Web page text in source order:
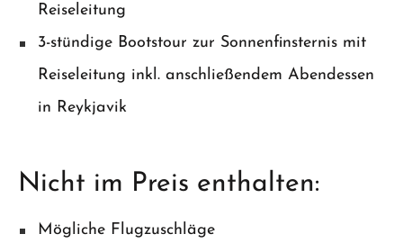
Reiseleitung
3-stündige Bootstour zur Sonnenfinsternis mit
Reiseleitung inkl. anschließendem Abendessen
in Reykjavik
Nicht im Preis enthalten:
Mögliche Flugzuschläge